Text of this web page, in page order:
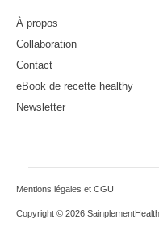
À propos
Collaboration
Contact
eBook de recette healthy
Newsletter
Mentions légales et CGU
Copyright © 2026